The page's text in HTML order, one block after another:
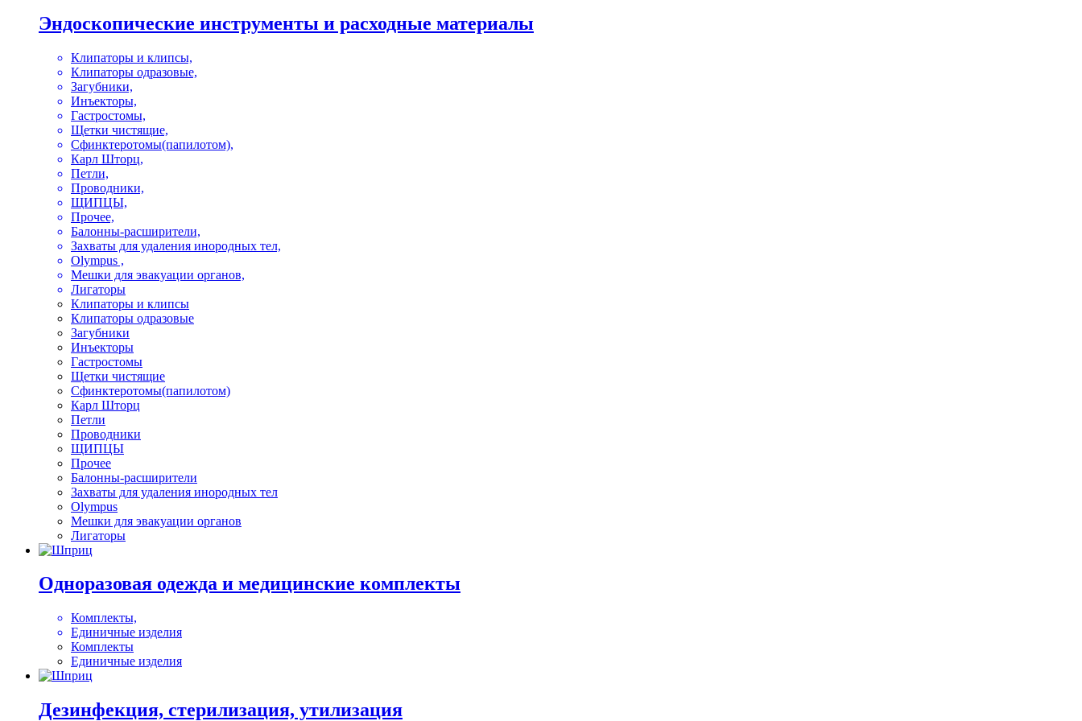
Эндоскопические инструменты и расходные материалы
Клипаторы и клипсы,
Клипаторы одразовые,
Загубники,
Инъекторы,
Гастростомы,
Щетки чистящие,
Сфинктеротомы(папилотом),
Карл Шторц,
Петли,
Проводники,
ЩИПЦЫ,
Прочее,
Балонны-расширители,
Захваты для удаления инородных тел,
Olympus ,
Мешки для эвакуации органов,
Лигаторы
Клипаторы и клипсы
Клипаторы одразовые
Загубники
Инъекторы
Гастростомы
Щетки чистящие
Сфинктеротомы(папилотом)
Карл Шторц
Петли
Проводники
ЩИПЦЫ
Прочее
Балонны-расширители
Захваты для удаления инородных тел
Olympus
Мешки для эвакуации органов
Лигаторы
Одноразовая одежда и медицинские комплекты
Комплекты,
Единичные изделия
Комплекты
Единичные изделия
Дезинфекция, стерилизация, утилизация